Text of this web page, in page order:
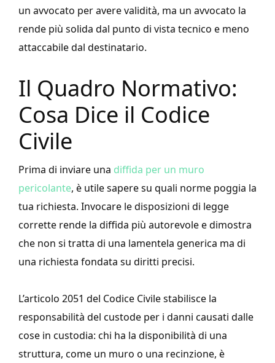
un avvocato per avere validità, ma un avvocato la
rende più solida dal punto di vista tecnico e meno
attaccabile dal destinatario.
Il Quadro Normativo:
Cosa Dice il Codice
Civile
Prima di inviare una diffida per un muro
pericolante, è utile sapere su quali norme poggia la
tua richiesta. Invocare le disposizioni di legge
corrette rende la diffida più autorevole e dimostra
che non si tratta di una lamentela generica ma di
una richiesta fondata su diritti precisi.
L’articolo 2051 del Codice Civile stabilisce la
responsabilità del custode per i danni causati dalle
cose in custodia: chi ha la disponibilità di una
struttura, come un muro o una recinzione, è